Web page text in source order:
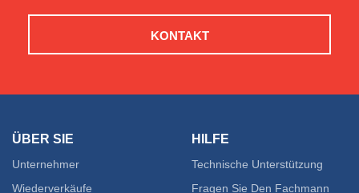
KONTAKT
ÜBER SIE
Unternehmer
Wiederverkäufe
HILFE
Technische Unterstützung
Fragen Sie Den Fachmann